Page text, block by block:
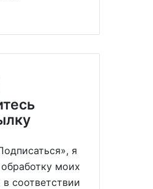
я
моих
соответствии